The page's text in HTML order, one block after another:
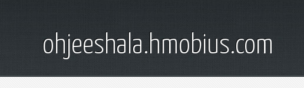
ohjeeshala.hmobius.com